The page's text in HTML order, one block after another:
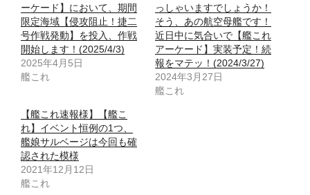
ーケード】において、期間
限定海域【侵攻阻止！捷二
号作戦発動】を投入、作戦
開始します！(2025/4/3)
2025年4月5日
艦これ
っしゃいますでしょうか！
そう、あの航空母艦です！
近日中に気合いで【艦これ
アーケード】実装予定！続
報をマテッ！(2024/3/27)
2024年3月27日
艦これ
【艦これ速報様】【艦こ
れ】イベント恒例の1つ、
艦娘サルベージは今回も確
認された模様
2021年12月12日
艦これ